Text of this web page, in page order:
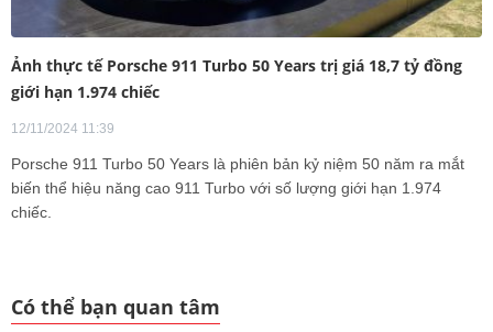
Ảnh thực tế Porsche 911 Turbo 50 Years trị giá 18,7 tỷ đồng
giới hạn 1.974 chiếc
12/11/2024 11:39
Porsche 911 Turbo 50 Years là phiên bản kỷ niệm 50 năm ra mắt
biến thể hiệu năng cao 911 Turbo với số lượng giới hạn 1.974
chiếc.
Có thể bạn quan tâm